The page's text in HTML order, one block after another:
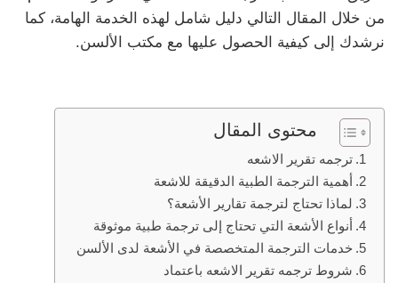
من خلال المقال التالي دليل شامل لهذه الخدمة الهامة، كما
نرشدك إلى كيفية الحصول عليها مع مكتب الألسن.
محتوى المقال
ترجمه تقرير الاشعه
أهمية الترجمة الطبية الدقيقة للاشعة
لماذا تحتاج لترجمة تقارير الأشعة؟
أنواع الأشعة التي تحتاج إلى ترجمة طبية موثوقة
خدمات الترجمة المتخصصة في الأشعة لدى الألسن
شروط ترجمه تقرير الاشعه باعتماد